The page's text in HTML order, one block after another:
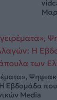
Εβδομάδα
Media